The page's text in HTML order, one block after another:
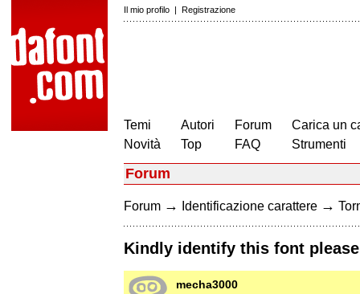
Il mio profilo | Registrazione
Temi
Novità
Autori
Top
Forum
FAQ
Carica un
Strumenti
Forum
Forum → Identificazione carattere →
Kindly identify this font please
mecha3000